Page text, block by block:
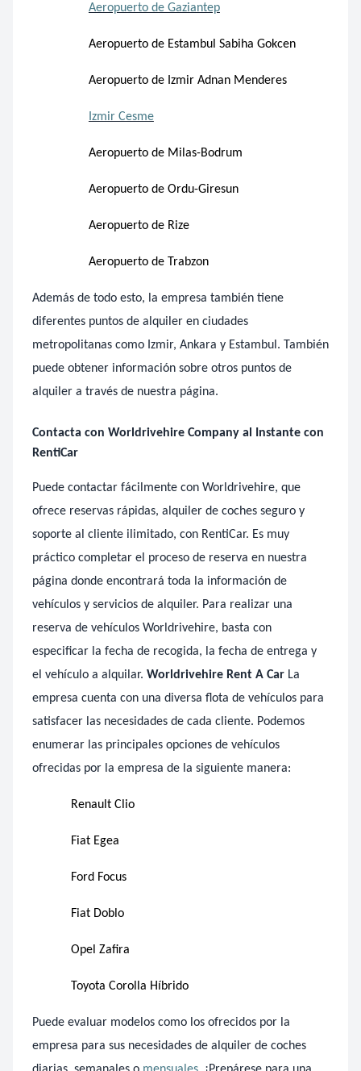
Aeropuerto de Gaziantep
Aeropuerto de Estambul Sabiha Gokcen
Aeropuerto de Izmir Adnan Menderes
Izmir Cesme
Aeropuerto de Milas-Bodrum
Aeropuerto de Ordu-Giresun
Aeropuerto de Rize
Aeropuerto de Trabzon
Además de todo esto, la empresa también tiene
diferentes puntos de alquiler en ciudades
metropolitanas como Izmir, Ankara y Estambul. También
puede obtener información sobre otros puntos de
alquiler a través de nuestra página.
Contacta con Worldrivehire Company al Instante con
RentiCar
Puede contactar fácilmente con Worldrivehire, que
ofrece reservas rápidas, alquiler de coches seguro y
soporte al cliente ilimitado, con RentiCar. Es muy
práctico completar el proceso de reserva en nuestra
página donde encontrará toda la información de
vehículos y servicios de alquiler. Para realizar una
reserva de vehículos Worldrivehire, basta con
especificar la fecha de recogida, la fecha de entrega y
el vehículo a alquilar. Worldrivehire Rent A Car La
empresa cuenta con una diversa flota de vehículos para
satisfacer las necesidades de cada cliente. Podemos
enumerar las principales opciones de vehículos
ofrecidas por la empresa de la siguiente manera:
Renault Clio
Fiat Egea
Ford Focus
Fiat Doblo
Opel Zafira
Toyota Corolla Híbrido
Puede evaluar modelos como los ofrecidos por la
empresa para sus necesidades de alquiler de coches